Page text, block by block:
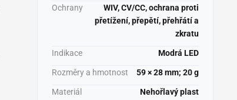
Ochrany
WIV, CV/CC, ochrana proti
přetížení, přepětí, přehřátí a
zkratu
Indikace Modrá LED
Rozměry a hmotnost 59 × 28 mm; 20 g
Materiál Nehořlavý plast